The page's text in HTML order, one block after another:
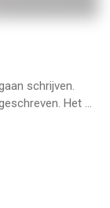
schrijven.
Het ...